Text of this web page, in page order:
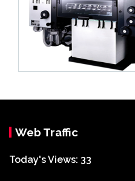
Web Traffic
Today's Views: 33